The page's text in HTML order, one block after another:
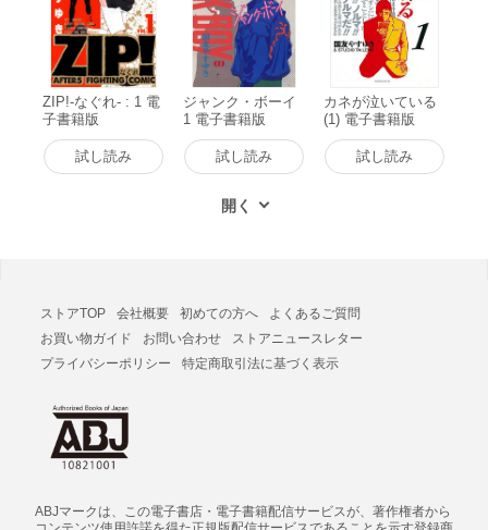
ZIP!-なぐれ- : 1 電
子書籍版
試し読み
ジャンク・ボーイ
1 電子書籍版
試し読み
カネが泣いている
(1) 電子書籍版
試し読み
ストアTOP 会社概要 初めての方へ
よくあるご質問
お買い物ガイド
お問い合わせ
ストアニュースレター
プライバシーポリシー
特定商取引法に基づく表示
ABJマークは、この電子書店・電子書籍配信サービスが、著作権者から